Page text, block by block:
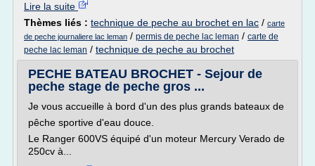
Lire la suite
Thèmes liés : technique de peche au brochet en lac / carte
de peche journaliere lac leman / permis de peche lac leman / carte de
peche lac leman / technique de peche au brochet
PECHE BATEAU BROCHET - Sejour de
peche stage de peche gros ...
Je vous accueille à bord d'un des plus grands bateaux de
pêche sportive d'eau douce.
Le Ranger 600VS équipé d'un moteur Mercury Verado de
250cv à...